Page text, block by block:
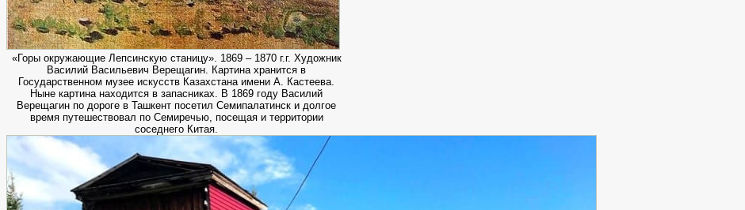
«Горы окружающие Лепсинскую станицу». 1869 – 1870 г.г. Художник
Василий Васильевич Верещагин. Картина хранится в
Государственном музее искусств Казахстана имени А. Кастеева.
Ныне картина находится в запасниках. В 1869 году Василий
Верещагин по дороге в Ташкент посетил Семипалатинск и долгое
время путешествовал по Семиречью, посещая и территории
соседнего Китая.